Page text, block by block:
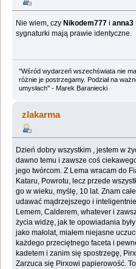
Nie wiem, czy Nikodem777 ianna3
sygnaturki mają prawie identyczne.
"Wśród wydarzeń wszechświata nie
różnie je postrzegamy. Podział na
umysłach" - Marek Baraniecki
zlakarma
Dzień dobry wszystkim , jestem w
dawno temu i zawsze coś
jego twórcom. Z Lema wracam do
Kataru, Powrotu, lecz przede
go w wieku, myślę, 10 lat. Znam
udawać mądrzejszego i
Lemem, Calderem, whatever i
życia widzę, jak te opowiadania
jako małolat, miałem niejasne
każdego przeciętnego faceta i
kadetem i zanim się spostrzegę,
Zarzuca się Pirxowi papierowość.